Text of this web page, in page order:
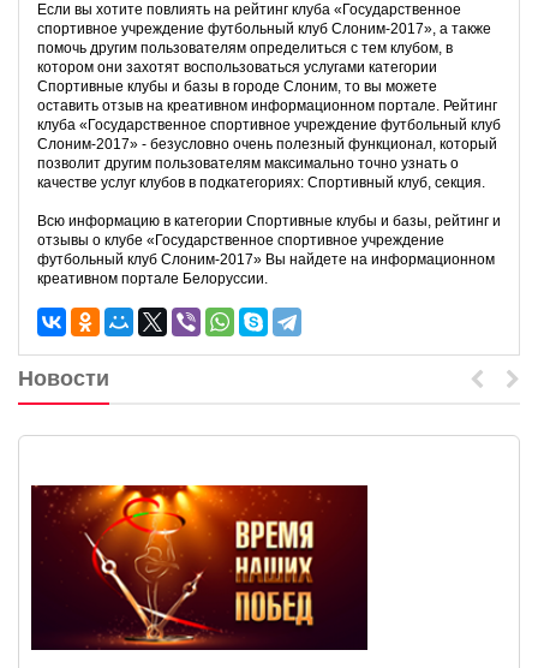
Если вы хотите повлиять на рейтинг клуба «Государственное
спортивное учреждение футбольный клуб Слоним-2017», а также
помочь другим пользователям определиться с тем клубом, в
котором они захотят воспользоваться услугами категории
Спортивные клубы и базы в городе Слоним, то вы можете
оставить отзыв на креативном информационном портале. Рейтинг
клуба «Государственное спортивное учреждение футбольный клуб
Слоним-2017» - безусловно очень полезный функционал, который
позволит другим пользователям максимально точно узнать о
качестве услуг клубов в подкатегориях: Спортивный клуб, секция.
Всю информацию в категории Спортивные клубы и базы, рейтинг и
отзывы о клубе «Государственное спортивное учреждение
футбольный клуб Слоним-2017» Вы найдете на информационном
креативном портале Белоруссии.
Новости